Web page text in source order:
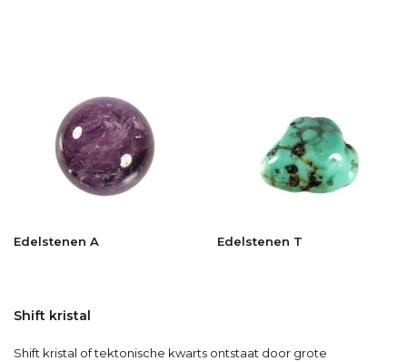
Edelstenen A Edelstenen T
Shift kristal
Shift kristal of tektonische kwarts ontstaat door grote